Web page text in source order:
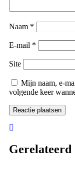
Naam *
E-mail *
Site
Mijn naam, e-
volgende keer
Gerelateerd